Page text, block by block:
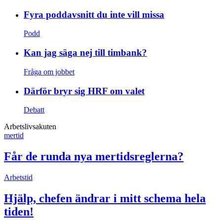
Fyra poddavsnitt du inte vill missa
Podd
Kan jag säga nej till timbank?
Fråga om jobbet
Därför bryr sig HRF om valet
Debatt
Arbetslivsakuten
mertid
Får de runda nya mertidsreglerna?
Arbetstid
Hjälp, chefen ändrar i mitt schema hela
tiden!